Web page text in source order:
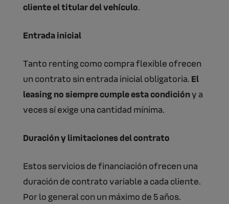
cliente el titular del vehículo.
Entrada inicial
Tanto renting como compra flexible ofrecen
un contrato sin entrada inicial obligatoria. El
leasing no siempre cumple esta condicióny a
veces sí exige una cantidad mínima.
Duración y limitaciones del contrato
Estos servicios de financiación ofrecen una
duración de contrato variable a cada cliente.
Por lo general con un máximo de 5 años.